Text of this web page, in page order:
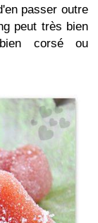
passer outre
peut très bien
corsé ou